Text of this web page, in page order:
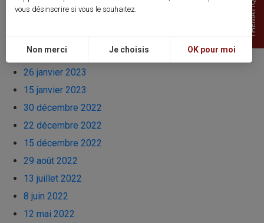
8 avril 2023
26 janvier 2023
15 janvier 2023
30 décembre 2022
22 décembre 2022
15 décembre 2022
29 août 2022
13 juillet 2022
8 juin 2022
12 mai 2022
THEMATIQUES
vous désinscrire si vous le souhaitez.
Non merci Je choisis OK pour moi